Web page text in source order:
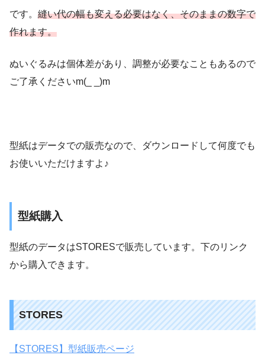
です。 縫い代の幅も変える必要はなく、そのままの数字で
作れます。
ぬいぐるみは個体差があり、調整が必要なこともあるので
ご了承くださいm(_ _)m
型紙はデータでの販売なので、ダウンロードして何度でも
お使いいただけますよ♪
型紙購入
型紙のデータはSTORESで販売しています。下のリンク
から購入できます。
STORES
【STORES】型紙販売ページ